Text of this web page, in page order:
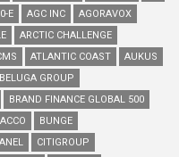
Е AGC INC
AGORAVOX
ARCTIC CHALLENGE
ATLANTIC COAST
AUKUS
BELUGA GROUP
BRAND FINANCE GLOBAL 500
BUNGE
CITIGROUP